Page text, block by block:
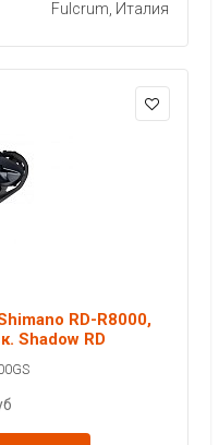
Fulcrum, Италия
RD-R8000,
Shadow RD